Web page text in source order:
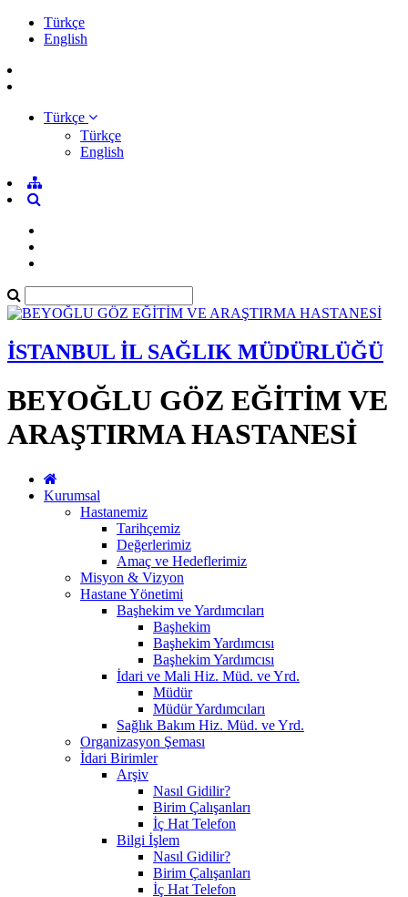
Türkçe
English
Türkçe
Türkçe
English
İSTANBUL İL SAĞLIK MÜDÜRLÜĞÜ
BEYOĞLU GÖZ EĞİTİM VE
ARAŞTIRMA HASTANESİ
Kurumsal
Hastanemiz
Tarihçemiz
Değerlerimiz
Amaç ve Hedeflerimiz
Misyon & Vizyon
Hastane Yönetimi
Başhekim ve Yardımcıları
Başhekim
Başhekim Yardımcısı
Başhekim Yardımcısı
İdari ve Mali Hiz. Müd. ve Yrd.
Müdür
Müdür Yardımcıları
Sağlık Bakım Hiz. Müd. ve Yrd.
Organizasyon Şeması
İdari Birimler
Arşiv
Nasıl Gidilir?
Birim Çalışanları
İç Hat Telefon
Bilgi İşlem
Nasıl Gidilir?
Birim Çalışanları
İç Hat Telefon